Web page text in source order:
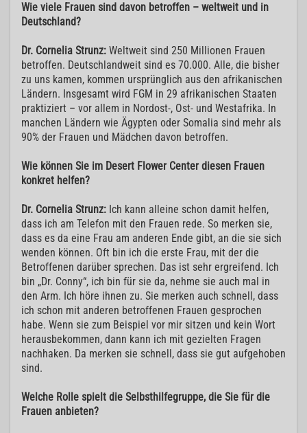
Wie viele Frauen sind davon betroffen – weltweit und in
Deutschland?
Dr. Cornelia Strunz: Weltweit sind 250 Millionen Frauen
betroffen. Deutschlandweit sind es 70.000. Alle, die bisher
zu uns kamen, kommen ursprünglich aus den afrikanischen
Ländern. Insgesamt wird FGM in 29 afrikanischen Staaten
praktiziert – vor allem in Nordost-, Ost- und Westafrika. In
manchen Ländern wie Ägypten oder Somalia sind mehr als
90% der Frauen und Mädchen davon betroffen.
Wie können Sie im Desert Flower Center diesen Frauen
konkret helfen?
Dr. Cornelia Strunz: Ich kann alleine schon damit helfen,
dass ich am Telefon mit den Frauen rede. So merken sie,
dass es da eine Frau am anderen Ende gibt, an die sie sich
wenden können. Oft bin ich die erste Frau, mit der die
Betroffenen darüber sprechen. Das ist sehr ergreifend. Ich
bin „Dr. Conny“, ich bin für sie da, nehme sie auch mal in
den Arm. Ich höre ihnen zu. Sie merken auch schnell, dass
ich schon mit anderen betroffenen Frauen gesprochen
habe. Wenn sie zum Beispiel vor mir sitzen und kein Wort
herausbekommen, dann kann ich mit gezielten Fragen
nachhaken. Da merken sie schnell, dass sie gut aufgehoben
sind.
Welche Rolle spielt die Selbsthilfegruppe, die Sie für die
Frauen anbieten?